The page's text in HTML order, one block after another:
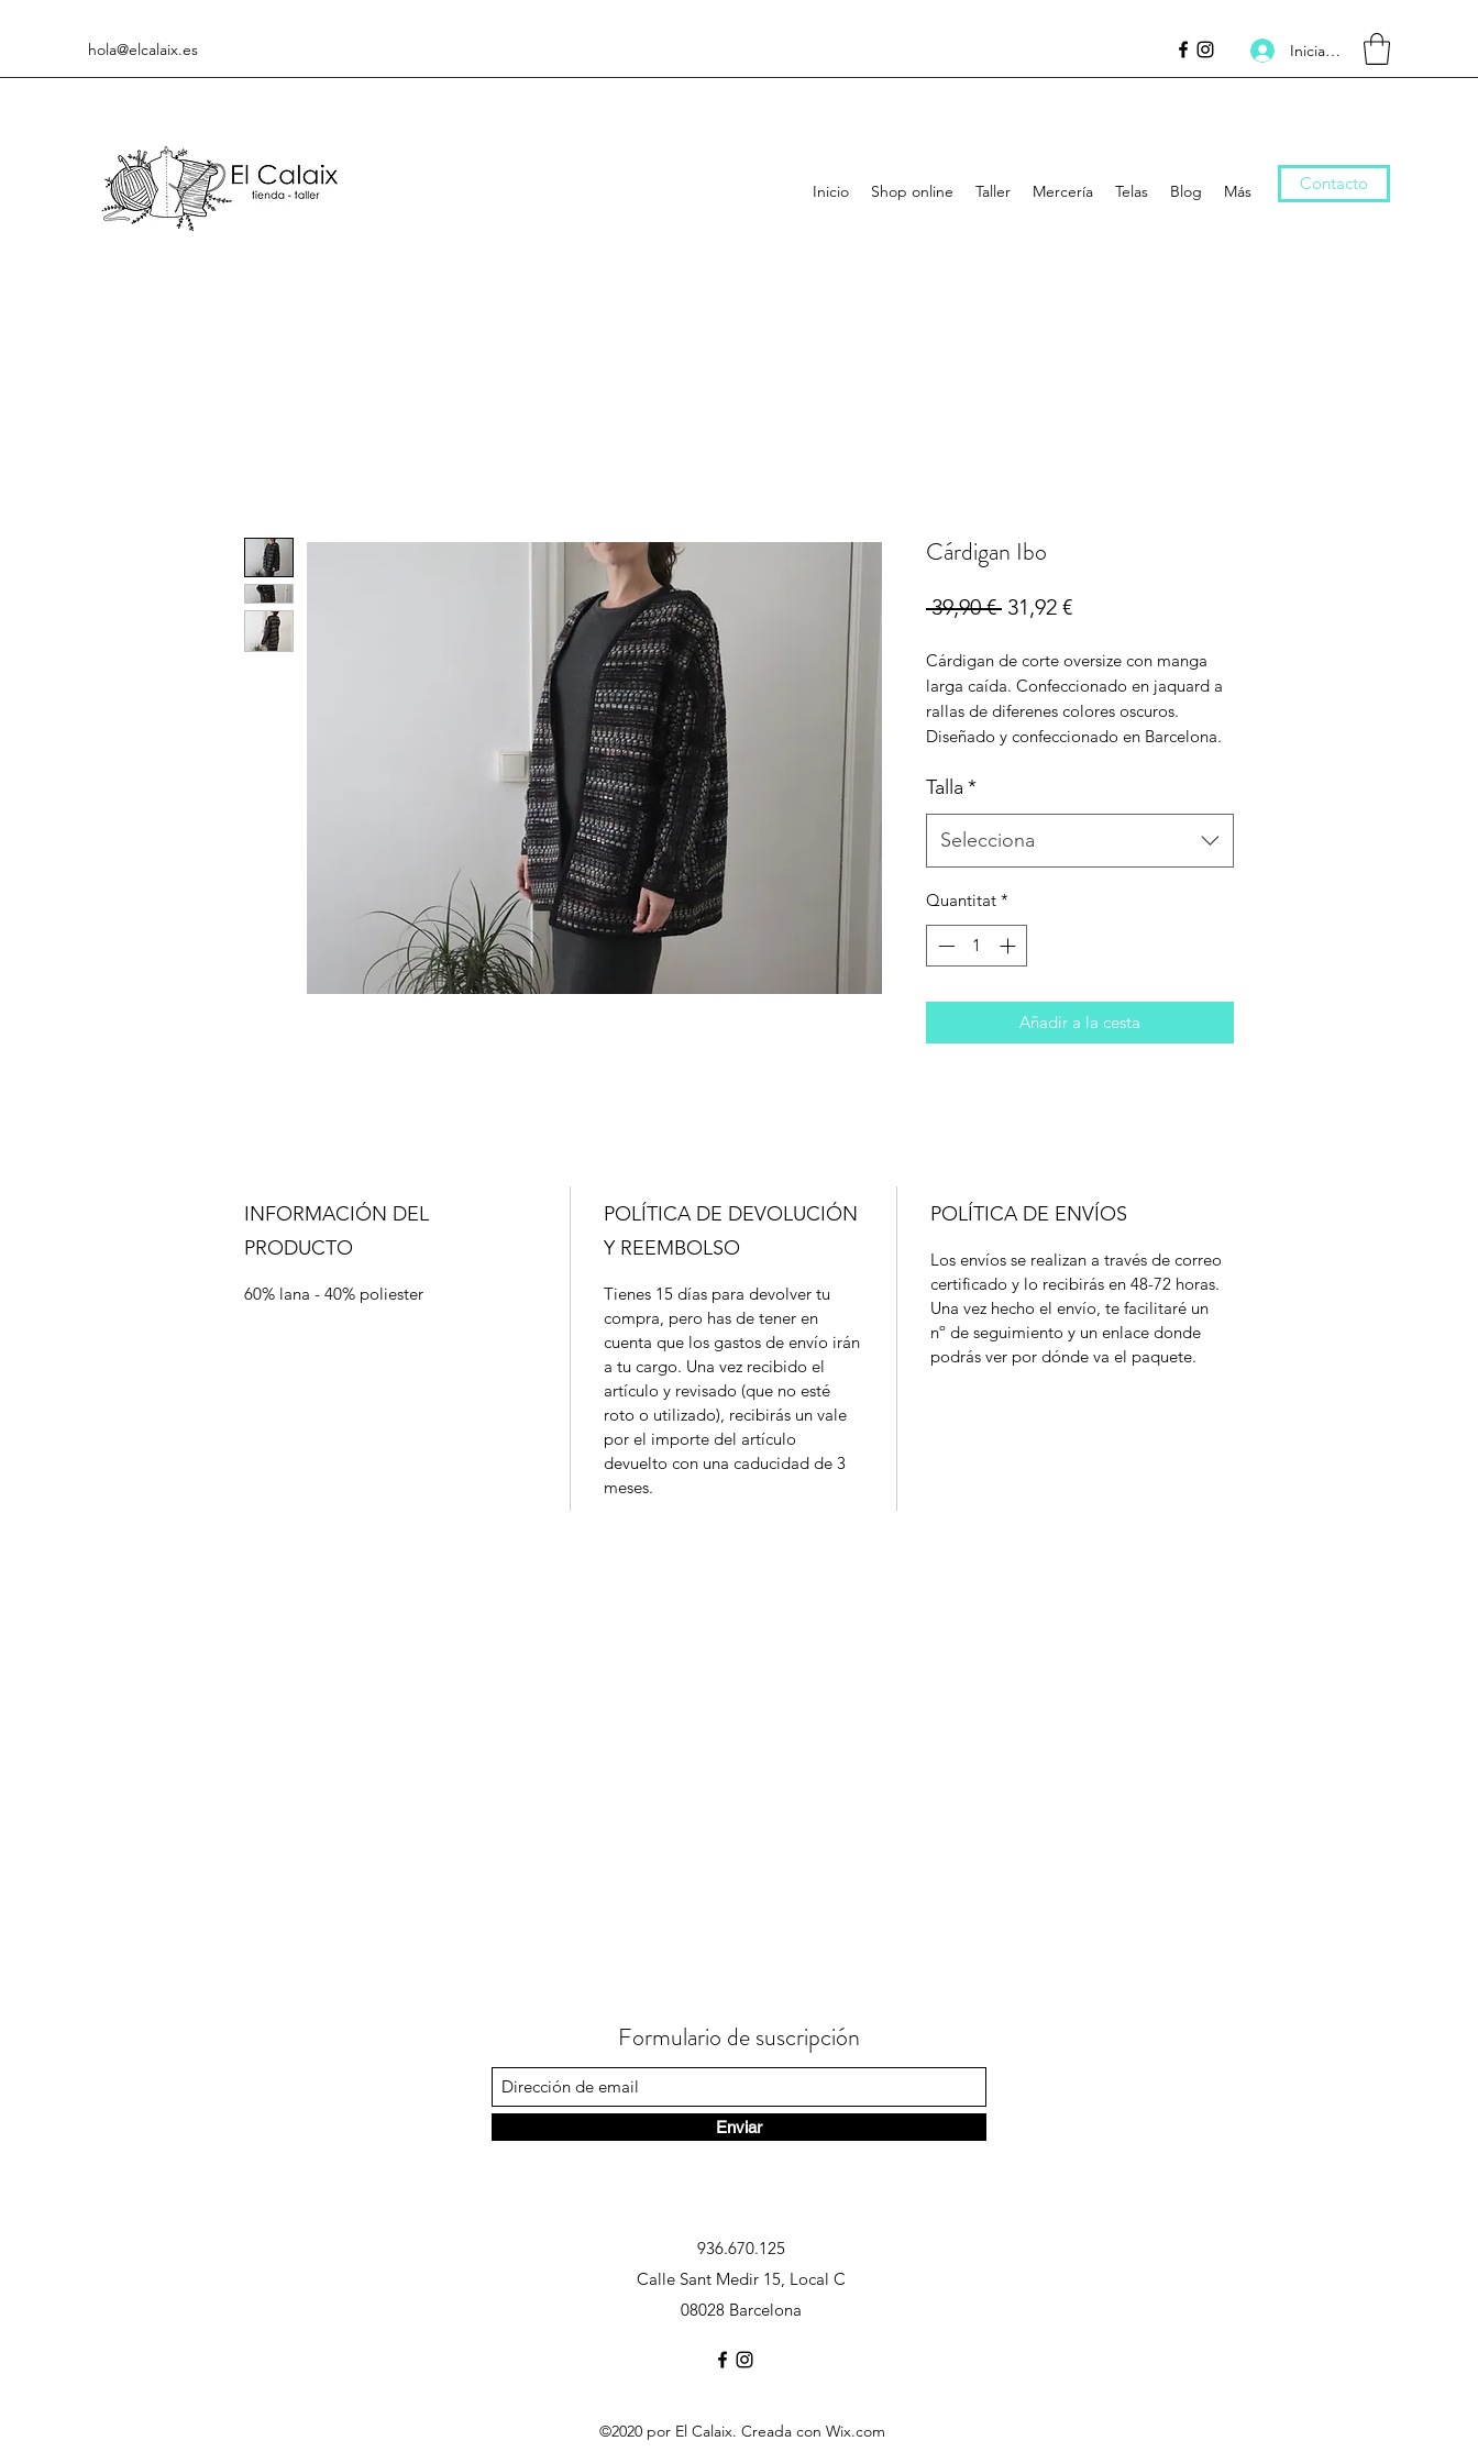
hola@elcalaix.es Inicia la sessió
Inicio Shop online Taller Mercería Telas Blog Más Contacto
Cárdigan Ibo
39,90 € Preu
31,92 €Preu
Cárdigan de corte oversize con manga
larga caída. Confeccionado en jaquard a
rallas de diferenes colores oscuros.
Diseñado y confeccionado en Barcelona.
Talla *
Selecciona
Quantitat *
Añadir a la cesta
INFORMACIÓN DEL
PRODUCTO
60% lana - 40% poliester
POLÍTICA DE DEVOLUCIÓN
Y REEMBOLSO
Tienes 15 días para devolver tu
compra, pero has de tener en
cuenta que los gastos de envío irán
a tu cargo. Una vez recibido el
artículo y revisado (que no esté
roto o utilizado), recibirás un vale
por el importe del artículo
devuelto con una caducidad de 3
meses.
POLÍTICA DE ENVÍOS
Los envíos se realizan a través de correo
certificado y lo recibirás en 48-72 horas.
Una vez hecho el envío, te facilitaré un
nº de seguimiento y un enlace donde
podrás ver por dónde va el paquete.
Formulario de suscripción
Enviar
936.670.125
Calle Sant Medir 15, Local C
08028 Barcelona
©2020 por El Calaix. Creada con Wix.com